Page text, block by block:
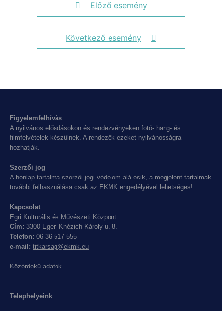
Előző esemény
Következő esemény
Figyelemfelhívás
A nyilvános előadásokon és rendezvényeken fotó- hang- és
filmfelvételek készülnek. A rendezők ezeket nyilvánosságra
hozhatják.
Szerzői jog
A honlap tartalma szerzői jogi védelem alá esik, a megjelent tartalmak
további felhasználása csak az EKMK engedélyével lehetséges!
Kapcsolat
Egri Kulturális és Művészeti Központ
Cím: 3300 Eger, Knézich Károly u. 8.
Telefon: 06-36-517-555
e-mail: titkarsag@ekmk.eu
Közérdekű adatok
Telephelyeink